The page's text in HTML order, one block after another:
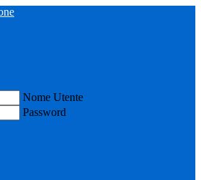
Nome Utente
Password